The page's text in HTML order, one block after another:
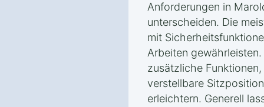
Anforderungen in
unterscheiden. Die
mit
Arbeiten
zusätzliche
verstellbare
erleichtern. Generell